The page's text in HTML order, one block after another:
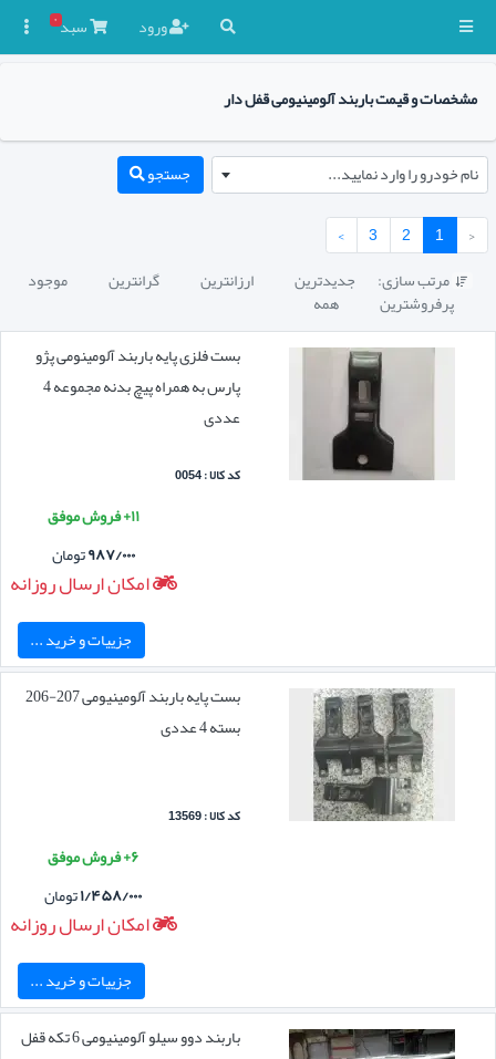
ورود سبد۰
مشخصات و قیمت باربند آلومینیومی قفل دار
نام خودرو را وارد نمایید...
جستجو
‹
1
2
3
›
 مرتب سازی: جدیدترین ارزانترین گرانترین موجود
پرفروشترین
همه
بست فلزی پایه باربند آلومینومی پژو
پارس به همراه پیچ بدنه مجموعه 4
عددی
کد کالا : 0054
۱۱+ فروش موفق
۹۸۷/۰۰۰تومان
امکان ارسال روزانه
جزییات و خرید ...
بست پایه باربند آلومینیومی 207-206
بسته 4 عددی
کد کالا : 13569
۶+ فروش موفق
۱/۴۵۸/۰۰۰تومان
امکان ارسال روزانه
جزییات و خرید ...
باربند دوو سیلو آلومینیومی 6 تکه قفل